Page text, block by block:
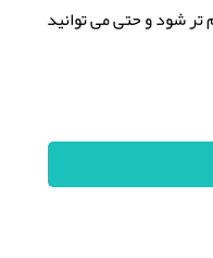
تر شود و حتی می توانید